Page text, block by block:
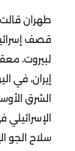
طهران قالت
قصف
لبيروت،
إيران، في
الشرق
سلاح الجو